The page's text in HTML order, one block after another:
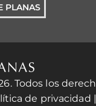
PLANAS
Todos los
de privacidad |